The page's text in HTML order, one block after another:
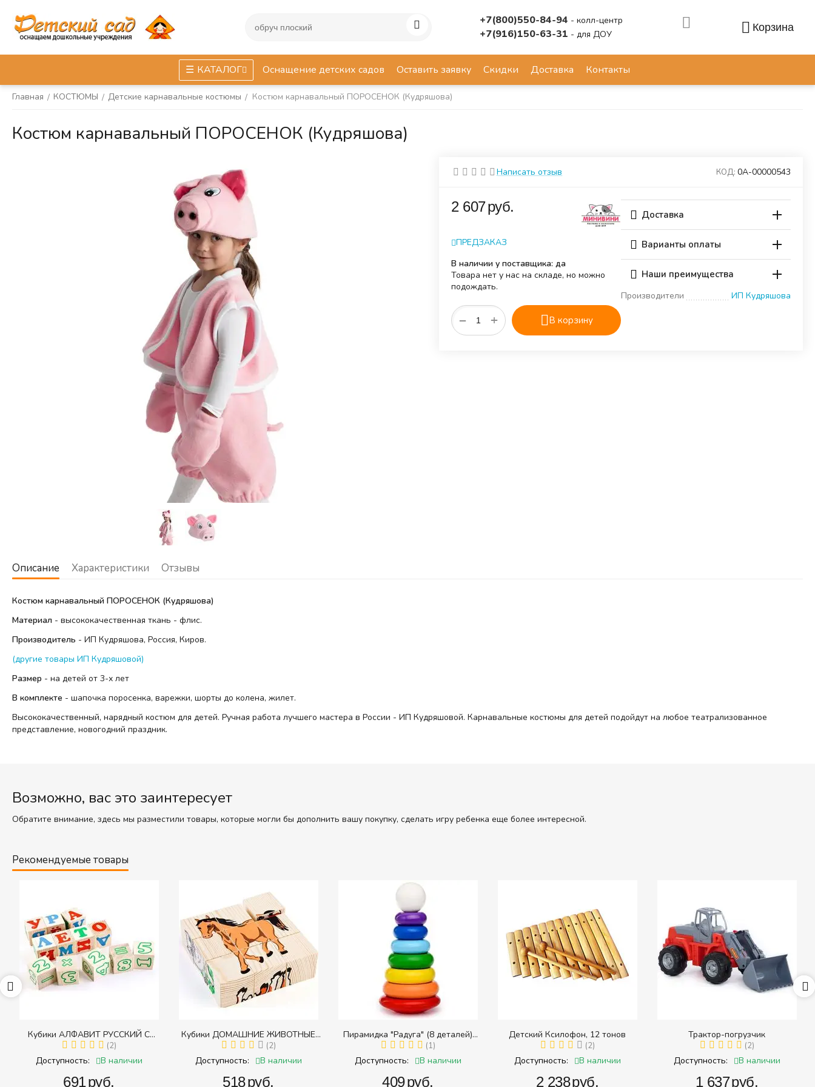
+7(800)550-84-94 - колл-центр
+7(916)150-63-31 - для ДОУ
Корзина
КАТАЛОГ Оснащение детских садов Оставить заявку Скидки Доставка Контакты
Главная / КОСТЮМЫ / Детские карнавальные костюмы / Костюм карнавальный ПОРОСЕНОК (Кудряшова)
Костюм карнавальный ПОРОСЕНОК (Кудряшова)
Написать отзыв КОД: 0А-00000543
‍2 607‍руб.
ПРЕДЗАКАЗ
В наличии у поставщика: да
Товара нет у нас на складе, но можно
подождать.
+
− В корзину
Доставка
Варианты оплаты
Наши преимущества
Производители ИП Кудряшова
Описание Характеристики Отзывы
Костюм карнавальный ПОРОСЕНОК (Кудряшова)
Материал - высококачественная ткань - флис.
Производитель - ИП Кудряшова, Россия, Киров.
(другие товары ИП Кудряшовой)
Размер - на детей от 3-х лет
В комплекте - шапочка поросенка, варежки, шорты до колена, жилет.
Высококачественный, нарядный костюм для детей. Ручная работа лучшего мастера в России - ИП Кудряшовой. Карнавальные костюмы для детей подойдут на любое театрализованное
представление, новогодний праздник.
Возможно, вас это заинтересует
Обратите внимание, здесь мы разместили товары, которые могли бы дополнить вашу покупку, сделать игру ребенка еще более интересной.
Рекомендуемые товары
Кубики АЛФАВИТ РУССКИЙ С
ЦИФРАМИ (Томик) (Набор кубиков с
буквами, цифрами, математическими
знаками действий)
(2)
Доступность: В наличии
‍691‍руб.
Кубики ДОМАШНИЕ ЖИВОТНЫЕ
(Томик) (Набор кубиков разрезных
(складных))
(2)
Доступность: В наличии
‍518‍руб.
Пирамидка "Радуга" (8 деталей)
(Пирамидка среднего размера)
(1)
Доступность: В наличии
‍409‍руб.
Детский Ксилофон, 12 тонов
(2)
Доступность: В наличии
‍2 238‍руб.
Трактор-погрузчик
(2)
Доступность: В наличии
‍1 637‍руб.